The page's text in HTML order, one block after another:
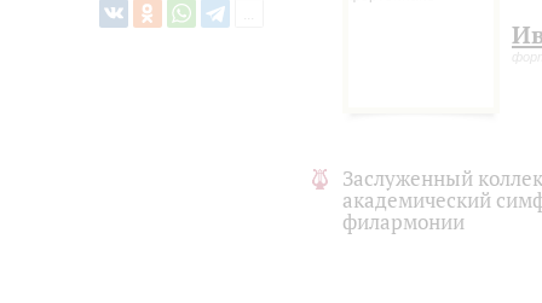
Заслуженный
академический
филармонии